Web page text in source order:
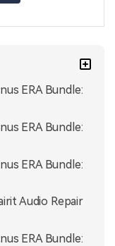
ERA Bundle:
ERA Bundle:
ERA Bundle:
Audio Repair
ERA Bundle: